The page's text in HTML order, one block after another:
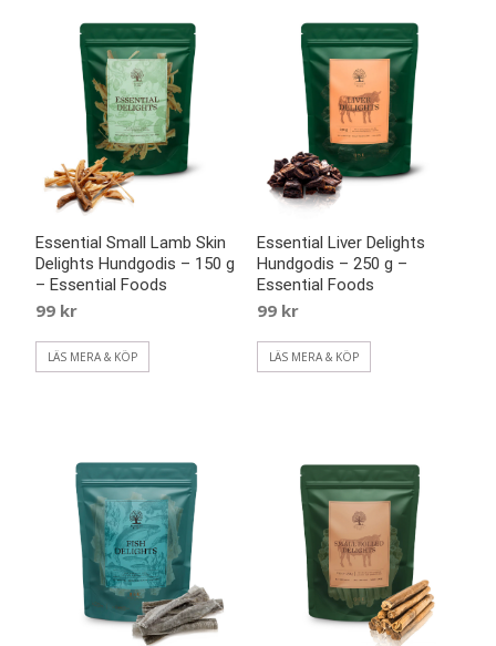
Essential Small Lamb Skin
Delights Hundgodis – 150 g
– Essential Foods
99 kr
LÄS MERA & KÖP
Essential Liver Delights
Hundgodis – 250 g –
Essential Foods
99 kr
LÄS MERA & KÖP